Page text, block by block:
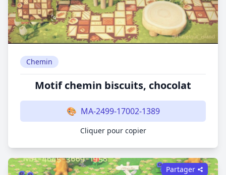
Chemin
Motif chemin biscuits, chocolat
🎨 MA-2499-17002-1389
Cliquer pour copier
Partager